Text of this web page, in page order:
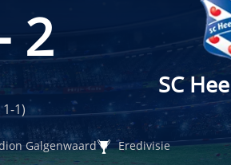
2
SC
1-1)
Galgenwaard Eredivisie